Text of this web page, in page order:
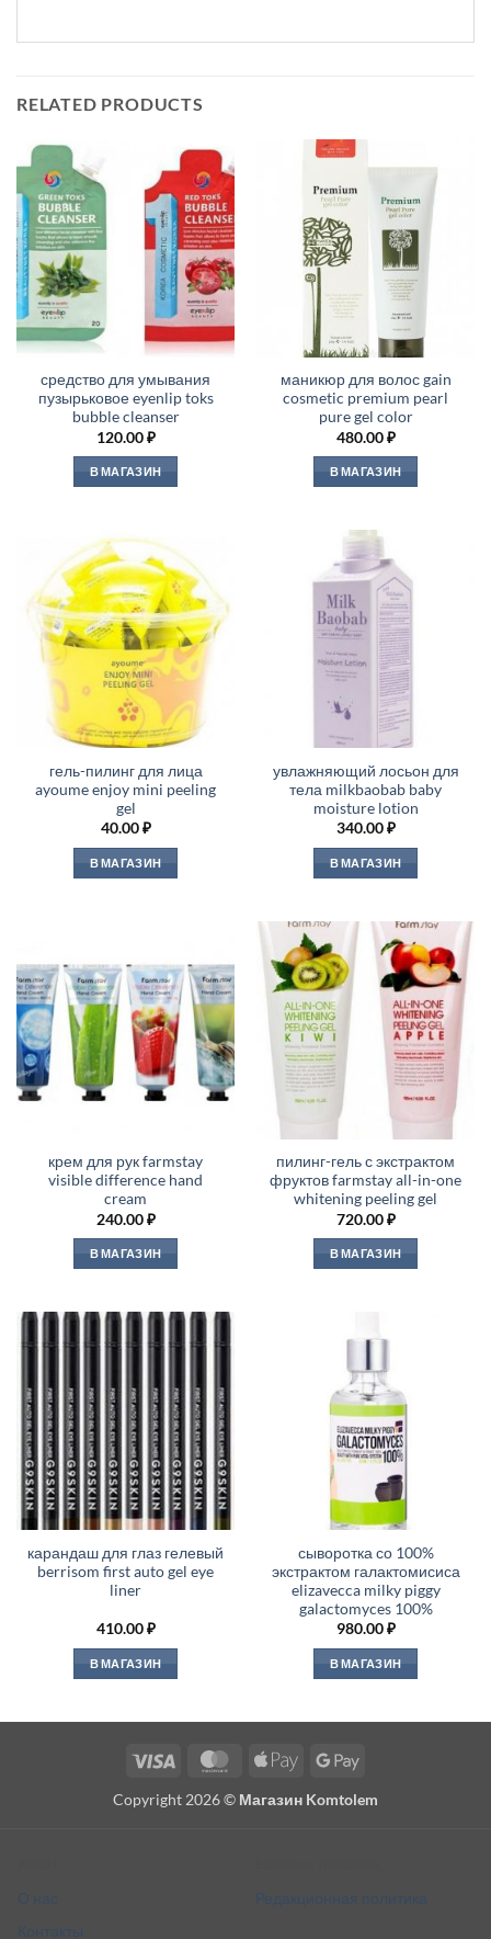
RELATED PRODUCTS
средство для умывания
пузырьковое eyenlip toks
bubble cleanser
120.00₽
В МАГАЗИН
маникюр для волос gain
cosmetic premium pearl
pure gel color
480.00₽
В МАГАЗИН
гель-пилинг для лица
ayoume enjoy mini peeling
gel
40.00₽
В МАГАЗИН
увлажняющий лосьон для
тела milkbaobab baby
moisture lotion
340.00₽
В МАГАЗИН
крем для рук farmstay
visible difference hand
cream
240.00₽
В МАГАЗИН
пилинг-гель с экстрактом
фруктов farmstay all-in-one
whitening peeling gel
720.00₽
В МАГАЗИН
карандаш для глаз гелевый
berrisom first auto gel eye
liner
410.00₽
В МАГАЗИН
сыворотка со 100%
экстрактом галактомисиса
elizavecca milky piggy
galactomyces 100%
980.00₽
В МАГАЗИН
Visa MasterCardApple
Google
Copyright 2026 © Магазин Komtolem
О нас
Контакты
Редакционная политика